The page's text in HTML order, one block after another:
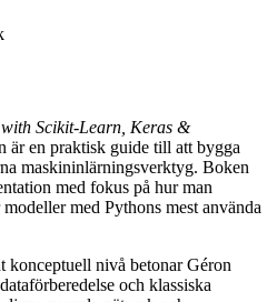
Scikit-Learn, Keras &
är en praktisk guide till att bygga
maskininlärningsverktyg. Boken
med fokus på hur man
med Pythons mest använda
konceptuell nivå betonar Géron
och klassiska